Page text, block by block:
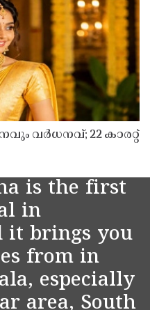
വർധനവ്; 22 കാരറ്റ്
is the first
in
it brings you
from in
especially
area, South